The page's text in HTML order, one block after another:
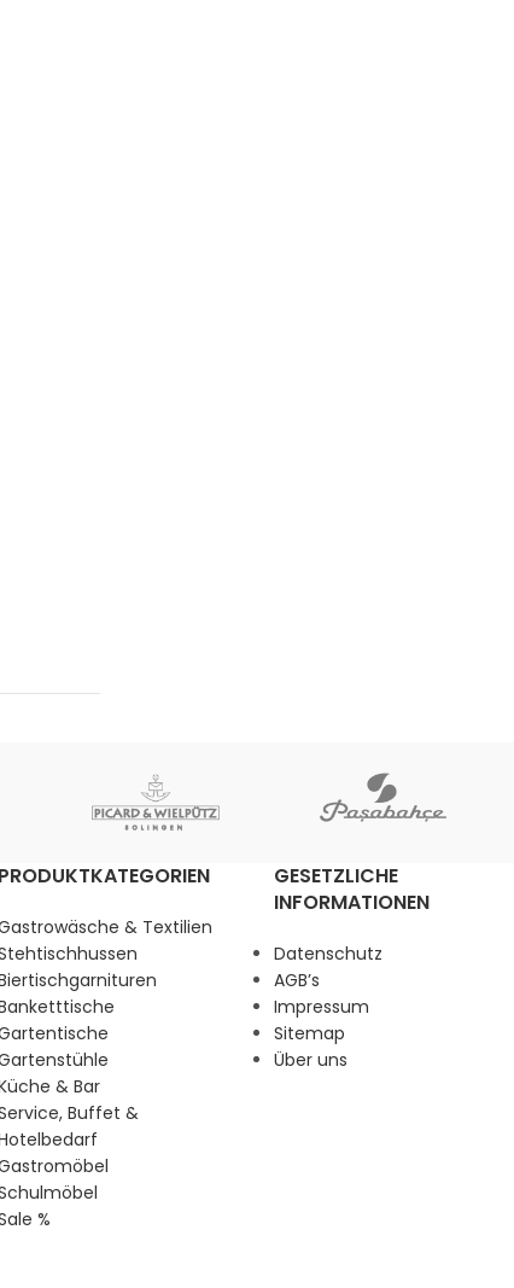
PRODUKTKATEGORIEN
& Textilien
& Bar
Buffet &
%
GESETZLICHE
INFORMATIONEN
Datenschutz
AGB’s
Impressum
Sitemap
Über uns